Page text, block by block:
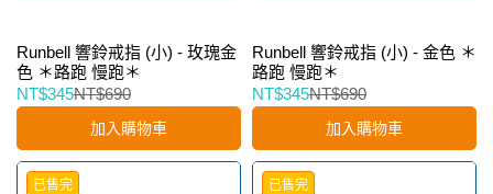
Runbell 響鈴戒指 (小) - 玫瑰金
色 ＊路跑 慢跑＊
NT$345NT$690
加入購物車
Runbell 響鈴戒指 (小) - 金色 ＊
路跑 慢跑＊
NT$345NT$690
加入購物車
已售完 已售完